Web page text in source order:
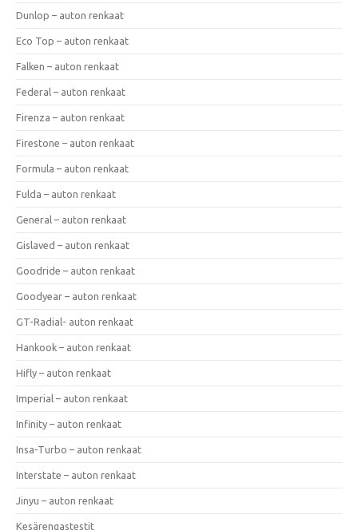
Dunlop – auton renkaat
Eco Top – auton renkaat
Falken – auton renkaat
Federal – auton renkaat
Firenza – auton renkaat
Firestone – auton renkaat
Formula – auton renkaat
Fulda – auton renkaat
General – auton renkaat
Gislaved – auton renkaat
Goodride – auton renkaat
Goodyear – auton renkaat
GT-Radial- auton renkaat
Hankook – auton renkaat
Hifly – auton renkaat
Imperial – auton renkaat
Infinity – auton renkaat
Insa-Turbo – auton renkaat
Interstate – auton renkaat
Jinyu – auton renkaat
Kesärengastestit